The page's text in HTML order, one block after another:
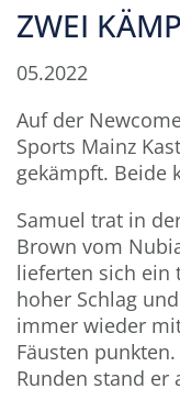
ZWEI
05.2022
Auf der
Sports Mainz
gekämpft. Beide
Samuel trat in
Brown vom
lieferten sich ein
hoher Schlag
immer wieder
Fäusten
Runden stand er